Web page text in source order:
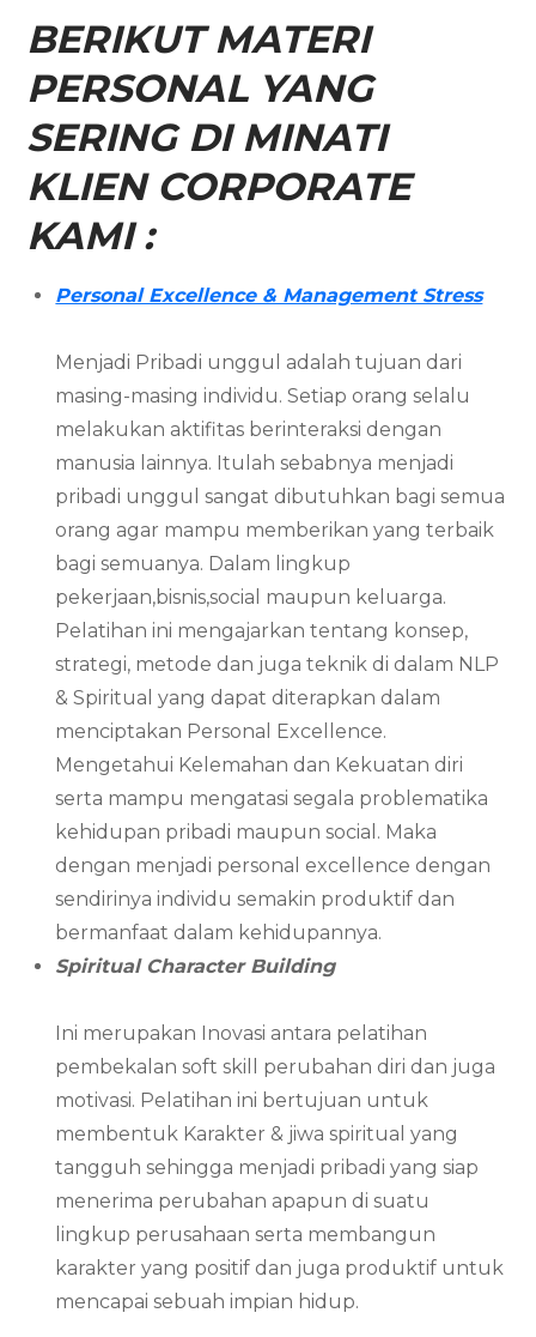
BERIKUT MATERI
PERSONAL YANG
SERING DI MINATI
KLIEN CORPORATE
KAMI :
Personal Excellence & Management Stress
Menjadi Pribadi unggul adalah tujuan dari
masing-masing individu. Setiap orang selalu
melakukan aktifitas berinteraksi dengan
manusia lainnya. Itulah sebabnya menjadi
pribadi unggul sangat dibutuhkan bagi semua
orang agar mampu memberikan yang terbaik
bagi semuanya. Dalam lingkup
pekerjaan,bisnis,social maupun keluarga.
Pelatihan ini mengajarkan tentang konsep,
strategi, metode dan juga teknik di dalam NLP
& Spiritual yang dapat diterapkan dalam
menciptakan Personal Excellence.
Mengetahui Kelemahan dan Kekuatan diri
serta mampu mengatasi segala problematika
kehidupan pribadi maupun social. Maka
dengan menjadi personal excellence dengan
sendirinya individu semakin produktif dan
bermanfaat dalam kehidupannya.
Spiritual Character Building
Ini merupakan Inovasi antara pelatihan
pembekalan soft skill perubahan diri dan juga
motivasi. Pelatihan ini bertujuan untuk
membentuk Karakter & jiwa spiritual yang
tangguh sehingga menjadi pribadi yang siap
menerima perubahan apapun di suatu
lingkup perusahaan serta membangun
karakter yang positif dan juga produktif untuk
mencapai sebuah impian hidup.